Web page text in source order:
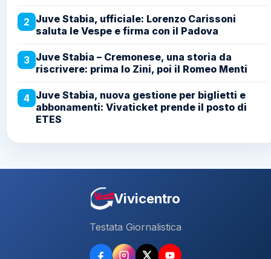
2 Juve Stabia, ufficiale: Lorenzo Carissoni
saluta le Vespe e firma con il Padova
3 Juve Stabia – Cremonese, una storia da
riscrivere: prima lo Zini, poi il Romeo Menti
4 Juve Stabia, nuova gestione per biglietti e
abbonamenti: Vivaticket prende il posto di
ETES
Vivicentro
Testata Giornalistica